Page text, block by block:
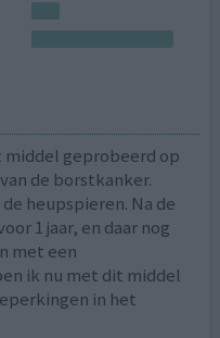
middel geprobeerd op
de borstkanker.
heupspieren. Na de
1 jaar, en daar nog
met een
ik nu met dit middel
in het